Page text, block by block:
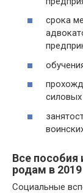
срока
силовых
Все
родам в
Социальные